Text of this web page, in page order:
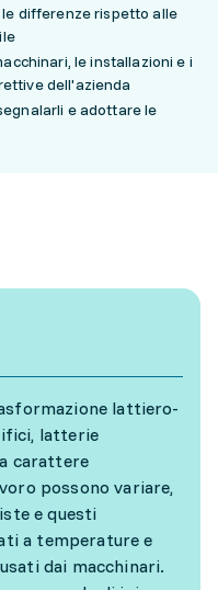
differenze rispetto alle
le installazioni e i
dell'azienda
e adottare le
lattiero-
latterie
carattere
possono variare,
e questi
a temperature e
dai macchinari.